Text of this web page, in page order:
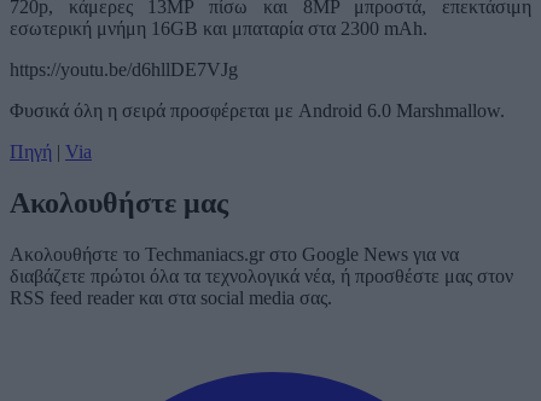
720p, κάμερες 13MP πίσω και 8MP μπροστά, επεκτάσιμη
εσωτερική μνήμη 16GB και μπαταρία στα 2300 mAh.
https://youtu.be/d6hllDE7VJg
Φυσικά όλη η σειρά προσφέρεται με Android 6.0 Marshmallow.
Πηγή | Via
Ακολουθήστε μας
Ακολουθήστε το Techmaniacs.gr στο Google News για να
διαβάζετε πρώτοι όλα τα τεχνολογικά νέα, ή προσθέστε μας στον
RSS feed reader και στα social media σας.